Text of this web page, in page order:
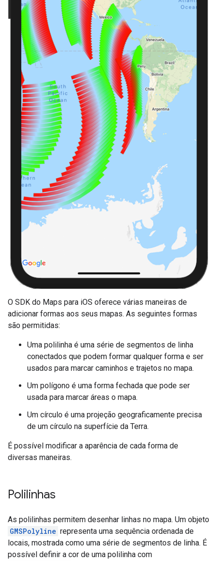
O SDK do Maps para iOS oferece várias maneiras de
adicionar formas aos seus mapas. As seguintes formas
são permitidas:
Uma polilinha é uma série de segmentos de linha
conectados que podem formar qualquer forma e ser
usados para marcar caminhos e trajetos no mapa.
Um polígono é uma forma fechada que pode ser
usada para marcar áreas o mapa.
Um círculo é uma projeção geograficamente precisa
de um círculo na superfície da Terra.
É possível modificar a aparência de cada forma de
diversas maneiras.
Polilinhas
As polilinhas permitem desenhar linhas no mapa. Um objeto
GMSPolyline representa uma sequência ordenada de
locais, mostrada como uma série de segmentos de linha. É
possível definir a cor de uma polilinha com